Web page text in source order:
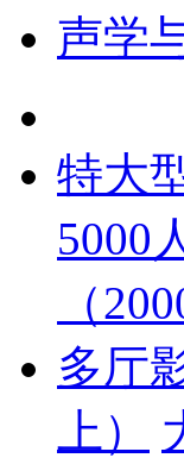
声学
特大
5000
（
多厅
上）